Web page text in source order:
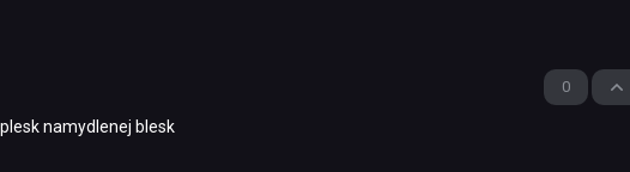
0
namydlenej blesk